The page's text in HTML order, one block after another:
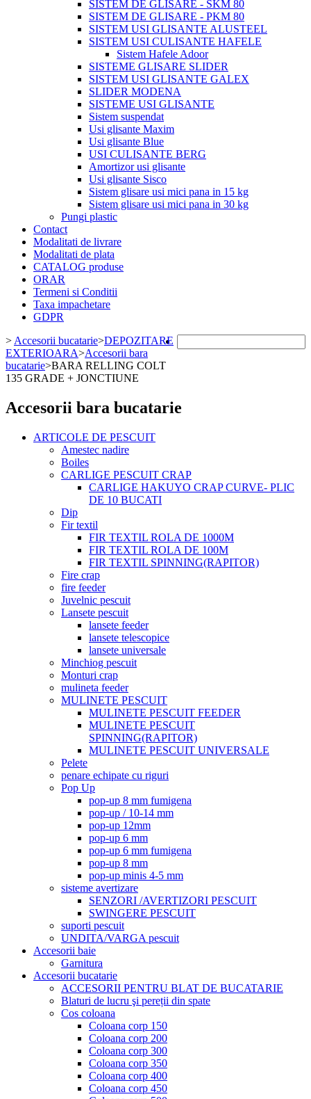
SISTEM DE GLISARE - SKM 80
SISTEM DE GLISARE - PKM 80
SISTEM USI GLISANTE ALUSTEEL
SISTEM USI CULISANTE HAFELE
Sistem Hafele Adoor
SISTEME GLISARE SLIDER
SISTEM USI GLISANTE GALEX
SLIDER MODENA
SISTEME USI GLISANTE
Sistem suspendat
Usi glisante Maxim
Usi glisante Blue
USI CULISANTE BERG
Amortizor usi glisante
Usi glisante Sisco
Sistem glisare usi mici pana in 15 kg
Sistem glisare usi mici pana in 30 kg
Pungi plastic
Contact
Modalitati de livrare
Modalitati de plata
CATALOG produse
ORAR
Termeni si Conditii
Taxa impachetare
GDPR
> Accesorii bucatarie>DEPOZITARE
EXTERIOARA>Accesorii bara
bucatarie>BARA RELLING COLT
135 GRADE + JONCTIUNE
Accesorii bara bucatarie
ARTICOLE DE PESCUIT
Amestec nadire
Boiles
CARLIGE PESCUIT CRAP
CARLIGE HAKUYO CRAP CURVE- PLIC
DE 10 BUCATI
Dip
Fir textil
FIR TEXTIL ROLA DE 1000M
FIR TEXTIL ROLA DE 100M
FIR TEXTIL SPINNING(RAPITOR)
Fire crap
fire feeder
Juvelnic pescuit
Lansete pescuit
lansete feeder
lansete telescopice
lansete universale
Minchiog pescuit
Monturi crap
mulineta feeder
MULINETE PESCUIT
MULINETE PESCUIT FEEDER
MULINETE PESCUIT
SPINNING(RAPITOR)
MULINETE PESCUIT UNIVERSALE
Pelete
penare echipate cu riguri
Pop Up
pop-up 8 mm fumigena
pop-up / 10-14 mm
pop-up 12mm
pop-up 6 mm
pop-up 6 mm fumigena
pop-up 8 mm
pop-up minis 4-5 mm
sisteme avertizare
SENZORI /AVERTIZORI PESCUIT
SWINGERE PESCUIT
suporti pescuit
UNDITA/VARGA pescuit
Accesorii baie
Garnitura
Accesorii bucatarie
ACCESORII PENTRU BLAT DE BUCATARIE
Blaturi de lucru şi pereții din spate
Cos coloana
Coloana corp 150
Coloana corp 200
Coloana corp 300
Coloana corp 350
Coloana corp 400
Coloana corp 450